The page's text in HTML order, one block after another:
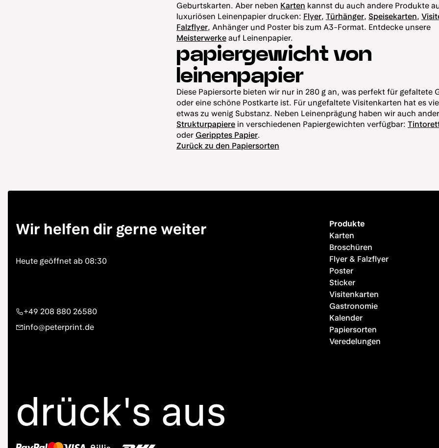
Geburtskarten. Aber neben Karten kannst du auch andere Produkte
luxuriösen Leinenpapier drucken: Flyer, Türhänger, Speisekarten,
Falzflyer, Anhänger und Poster bis zum A3-Format. Entdecke unsere
Meisterwerke auf Leinenpapier.
papiergewicht von
leinenpapier
Diese Papiersorte bieten wir nur in 280 g an, was perfekt für gefaltete
oder eine schöne Postkarte ist. Für ungefaltete Visitenkarten hat es
etwas zu wenig Substanz. Neben Leinenprägung haben wir auch
Strukturpapiere in verschiedenen Papiergewichten verfügbar:
oder Geripptes Papier.
Zurück zu den Papiersorten
Wir helfen dir gerne weiter
+49 208 880 26580
info@peterprint.de
Produkte
Karten
Broschüren
Flyer & Falzflyer
Poster
Sticker
Visitenkarten
Gastronomie
Kalender
Papiersorten
Veredelungen
drück's aus